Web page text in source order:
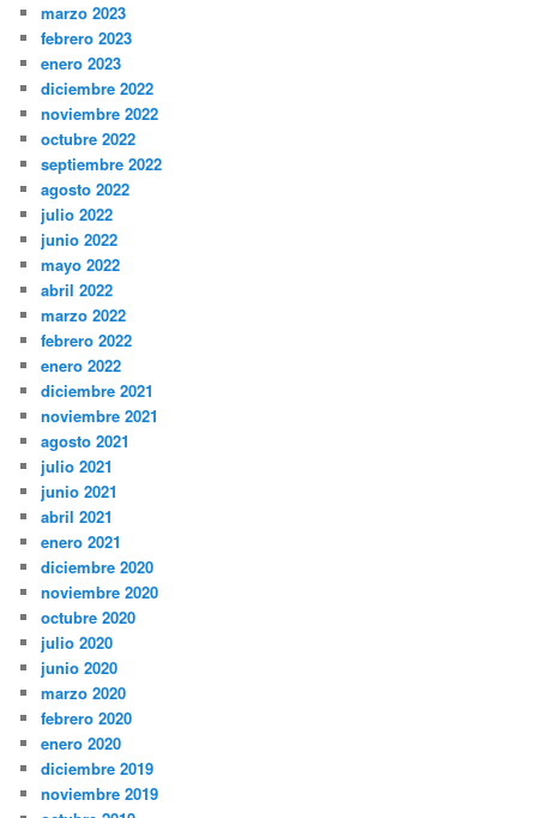
marzo 2023
febrero 2023
enero 2023
diciembre 2022
noviembre 2022
octubre 2022
septiembre 2022
agosto 2022
julio 2022
junio 2022
mayo 2022
abril 2022
marzo 2022
febrero 2022
enero 2022
diciembre 2021
noviembre 2021
agosto 2021
julio 2021
junio 2021
abril 2021
enero 2021
diciembre 2020
noviembre 2020
octubre 2020
julio 2020
junio 2020
marzo 2020
febrero 2020
enero 2020
diciembre 2019
noviembre 2019